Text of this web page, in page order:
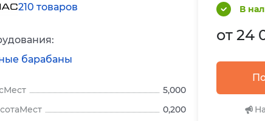
В
от 24
210 товаров
барабаны
5,000
0,200